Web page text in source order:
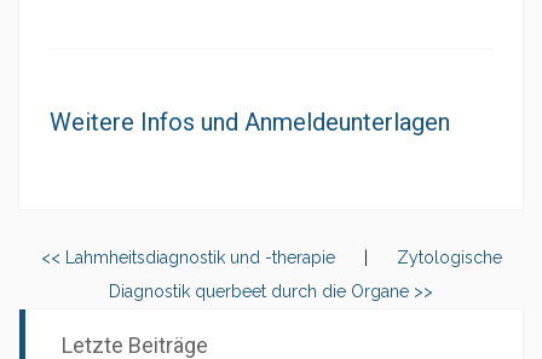
Weitere Infos und Anmeldeunterlagen
<< Lahmheitsdiagnostik und -therapie| Zytologische
Diagnostik querbeet durch die Organe >>
Letzte Beiträge